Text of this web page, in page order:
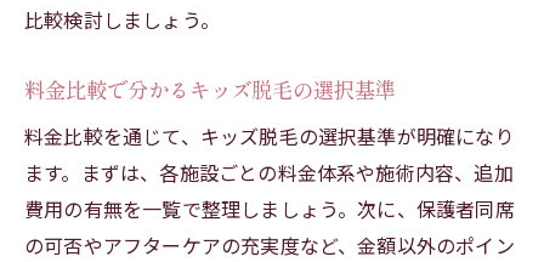
比較検討しましょう。
料金比較で分かるキッズ脱毛の選択基準
料金比較を通じて、キッズ脱毛の選択基準が明確になり
ます。まずは、各施設ごとの料金体系や施術内容、追加
費用の有無を一覧で整理しましょう。次に、保護者同席
の可否やアフターケアの充実度など、金額以外のポイン